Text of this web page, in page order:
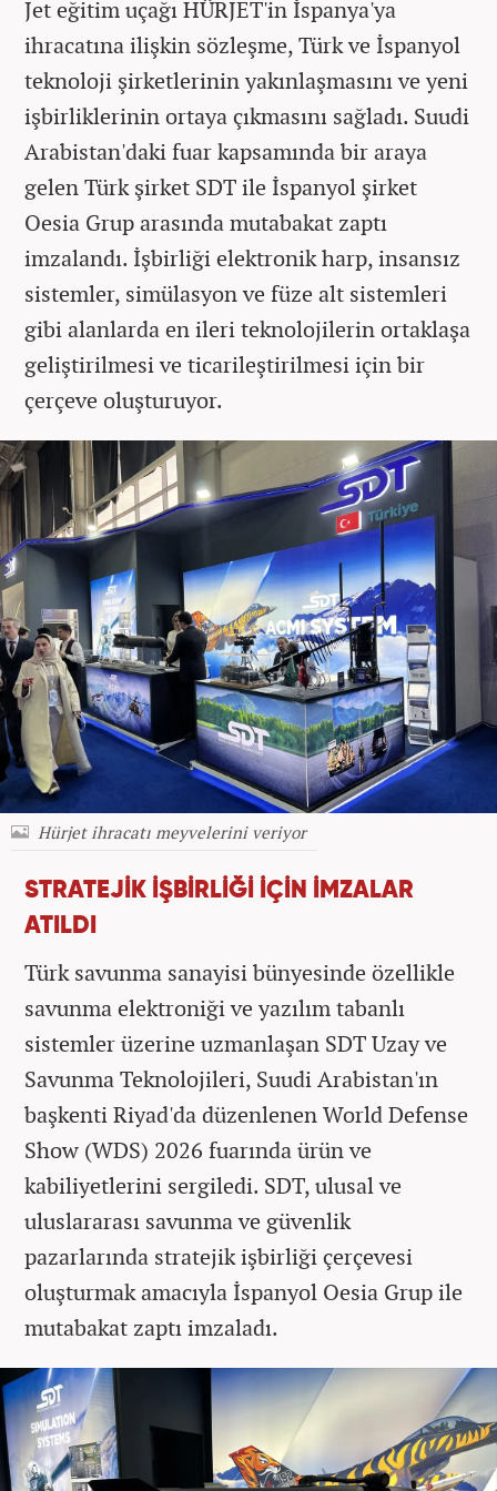
Jet eğitim uçağı HÜRJET'in İspanya'ya
ihracatına ilişkin sözleşme, Türk ve İspanyol
teknoloji şirketlerinin yakınlaşmasını ve yeni
işbirliklerinin ortaya çıkmasını sağladı. Suudi
Arabistan'daki fuar kapsamında bir araya
gelen Türk şirket SDT ile İspanyol şirket
Oesia Grup arasında mutabakat zaptı
imzalandı. İşbirliği elektronik harp, insansız
sistemler, simülasyon ve füze alt sistemleri
gibi alanlarda en ileri teknolojilerin ortaklaşa
geliştirilmesi ve ticarileştirilmesi için bir
çerçeve oluşturuyor.
Hürjet ihracatı meyvelerini veriyor
STRATEJİK İŞBİRLİĞİ İÇİN İMZALAR
ATILDI
Türk savunma sanayisi bünyesinde özellikle
savunma elektroniği ve yazılım tabanlı
sistemler üzerine uzmanlaşan SDT Uzay ve
Savunma Teknolojileri, Suudi Arabistan'ın
başkenti Riyad'da düzenlenen World Defense
Show (WDS) 2026 fuarında ürün ve
kabiliyetlerini sergiledi. SDT, ulusal ve
uluslararası savunma ve güvenlik
pazarlarında stratejik işbirliği çerçevesi
oluşturmak amacıyla İspanyol Oesia Grup ile
mutabakat zaptı imzaladı.